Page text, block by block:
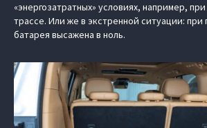
«энергозатратных» условиях, например,
трассе. Или же в экстренной ситуации: при
батарея высажена в ноль.